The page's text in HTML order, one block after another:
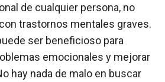
de cualquier persona, no
trastornos mentales graves.
ser beneficioso para
emocionales y mejorar
hay nada de malo en buscar